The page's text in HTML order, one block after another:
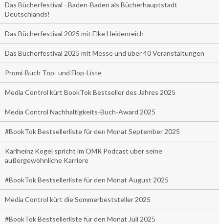
Das Bücherfestival - Baden-Baden als Bücherhauptstadt
Deutschlands!
Das Bücherfestival 2025 mit Elke Heidenreich
Das Bücherfestival 2025 mit Messe und über 40 Veranstaltungen
Promi-Buch Top- und Flop-Liste
Media Control kürt BookTok Bestseller des Jahres 2025
Media Control Nachhaltigkeits-Buch-Award 2025
#BookTok Bestsellerliste für den Monat September 2025
Karlheinz Kögel spricht im OMR Podcast über seine
außergewöhnliche Karriere
#BookTok Bestsellerliste für den Monat August 2025
Media Control kürt die Sommerbeststeller 2025
#BookTok Bestsellerliste für den Monat Juli 2025